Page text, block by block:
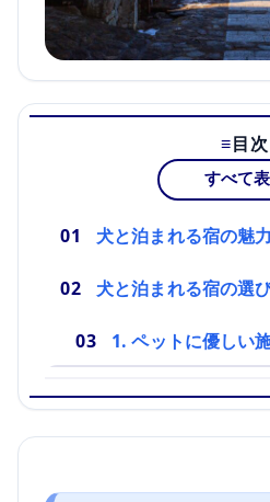
目次
すべて
犬と泊まれる宿の魅力
犬と泊まれる宿の選
1. ペットに優しい